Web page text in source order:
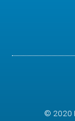
© 2020